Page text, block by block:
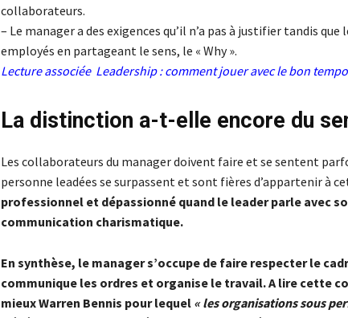
collaborateurs.
– Le manager a des exigences qu’il n’a pas à justifier tandis que
employés en partageant le sens, le « Why ».
Lecture associée Leadership : comment jouer avec le bon tempo
La distinction a-t-elle encore du
Les collaborateurs du manager doivent faire et se sentent
personne leadées se surpassent et sont fières d’appartenir à
professionnel et dépassionné quand le leader parle avec
communication charismatique.
En synthèse, le manager s’occupe de faire respecter le
communique les ordres et organise le travail. A lire cette
mieux Warren Bennis pour lequel « les organisations sous